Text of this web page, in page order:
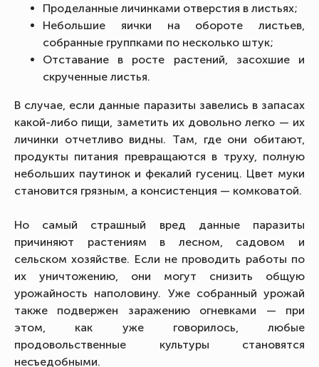
Проделанные личинками отверстия в листьях;
Небольшие яички на обороте листьев,
собранные группками по несколько штук;
Отставание в росте растений, засохшие и
скрученные листья.
В случае, если данные паразиты завелись в запасах
какой-либо пищи, заметить их довольно легко — их
личинки отчетливо видны. Там, где они обитают,
продукты питания превращаются в труху, полную
небольших паутинок и фекалий гусениц. Цвет муки
становится грязным, а консистенция — комковатой.
Но самый страшный вред данные паразиты
причиняют растениям в лесном, садовом и
сельском хозяйстве. Если не проводить работы по
их уничтожению, они могут снизить общую
урожайность наполовину. Уже собранный урожай
также подвержен заражению огневками — при
этом, как уже говорилось, любые
продовольственные культуры становятся
несъедобными.